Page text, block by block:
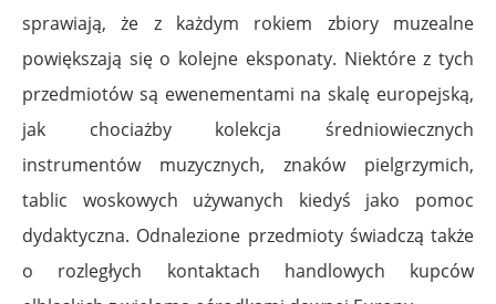
sprawiają, że z każdym rokiem zbiory muzealne
powiększają się o kolejne eksponaty. Niektóre z tych
przedmiotów są ewenementami na skalę europejską,
jak chociażby kolekcja średniowiecznych
instrumentów muzycznych, znaków pielgrzymich,
tablic woskowych używanych kiedyś jako pomoc
dydaktyczna. Odnalezione przedmioty świadczą także
o rozległych kontaktach handlowych kupców